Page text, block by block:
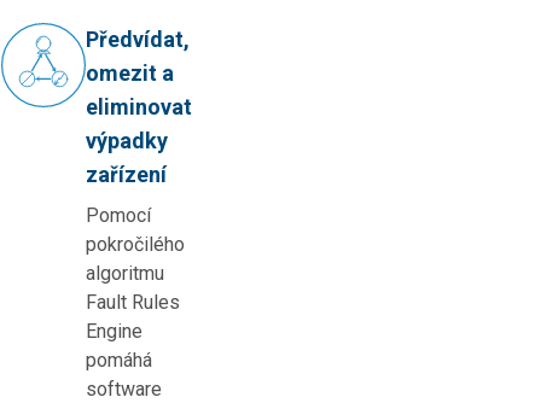
Předvídat,
omezit a
eliminovat
výpadky
zařízení
Pomocí
pokročilého
algoritmu
Fault Rules
Engine
pomáhá
software